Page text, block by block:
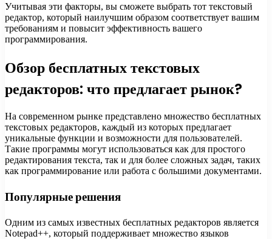
Учитывая эти факторы, вы сможете выбрать тот текстовый
редактор, который наилучшим образом соответствует вашим
требованиям и повысит эффективность вашего
программирования.
Обзор бесплатных текстовых
редакторов: что предлагает рынок?
На современном рынке представлено множество бесплатных
текстовых редакторов, каждый из которых предлагает
уникальные функции и возможности для пользователей.
Такие программы могут использоваться как для простого
редактирования текста, так и для более сложных задач, таких
как программирование или работа с большими документами.
Популярные решения
Одним из самых известных бесплатных редакторов является
Notepad++, который поддерживает множество языков